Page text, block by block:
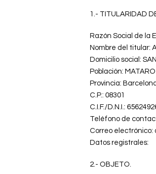
1.- TITULARIDAD
Razón Social de la
Nombre del titular:
Domicilio social:
Población: MATARO
Provincia:
C.P.: 08301
C.I.F./D.N.I.:
Teléfono de
Correo electrónico:
Datos registrales:
2.- OBJETO.